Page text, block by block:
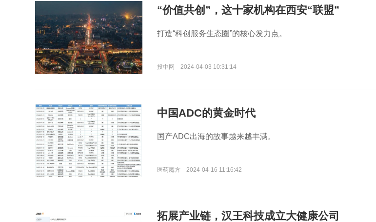
“价值共创”，这十家机构在西安“联盟”
打造“科创服务生态圈”的核心发力点。
投中网 2024-04-03 10:31:14
中国ADC的黄金时代
国产ADC出海的故事越来越丰满。
医药魔方 2024-04-16 11:16:42
拓展产业链，汉王科技成立大健康公司